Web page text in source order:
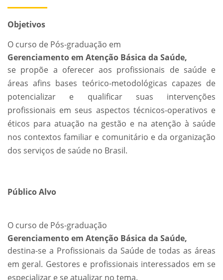
Objetivos
O curso de Pós-graduação em
Gerenciamento em Atenção Básica da Saúde,
se propõe a oferecer aos profissionais de saúde e
áreas afins bases teórico-metodológicas capazes de
potencializar e qualificar suas intervenções
profissionais em seus aspectos técnicos-operativos e
éticos para atuação na gestão e na atenção à saúde
nos contextos familiar e comunitário e da organização
dos serviços de saúde no Brasil.
Público Alvo
O curso de Pós-graduação
Gerenciamento em Atenção Básica da Saúde,
destina-se a Profissionais da Saúde de todas as áreas
em geral. Gestores e profissionais interessados em se
especializar e se atualizar no tema.